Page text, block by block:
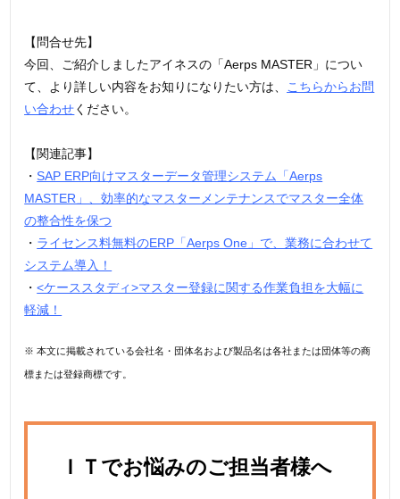
【問合せ先】
今回、ご紹介しましたアイネスの「Aerps MASTER」につい
て、より詳しい内容をお知りになりたい方は、 こちらからお問
い合わせください。
【関連記事】
・SAP ERP向けマスターデータ管理システム「Aerps
MASTER」、効率的なマスターメンテナンスでマスター全体
の整合性を保つ
・ ライセンス料無料のERP「Aerps One」で、業務に合わせて
システム導入！
・<ケーススタディ>マスター登録に関する作業負担を大幅に
軽減！
※ 本文に掲載されている会社名・団体名および製品名は各社または団体等の商
標または登録商標です。
ＩＴでお悩みのご担当者様へ